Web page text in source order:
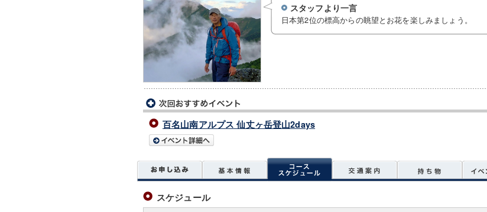
スタッフより一言
日本第2位の標高からの眺望とお花を楽しみましょう。
百名山南アルプス 仙丈ヶ岳登山2days
スケジュール